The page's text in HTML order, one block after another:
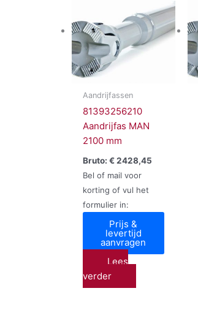
Aandrijfassen
81393256210
Aandrijfas MAN
2100 mm
Bruto: €2428,45
Bel of mail voor
korting of vul het
formulier in:
Prijs &
levertijd
aanvragen
Lees
verder